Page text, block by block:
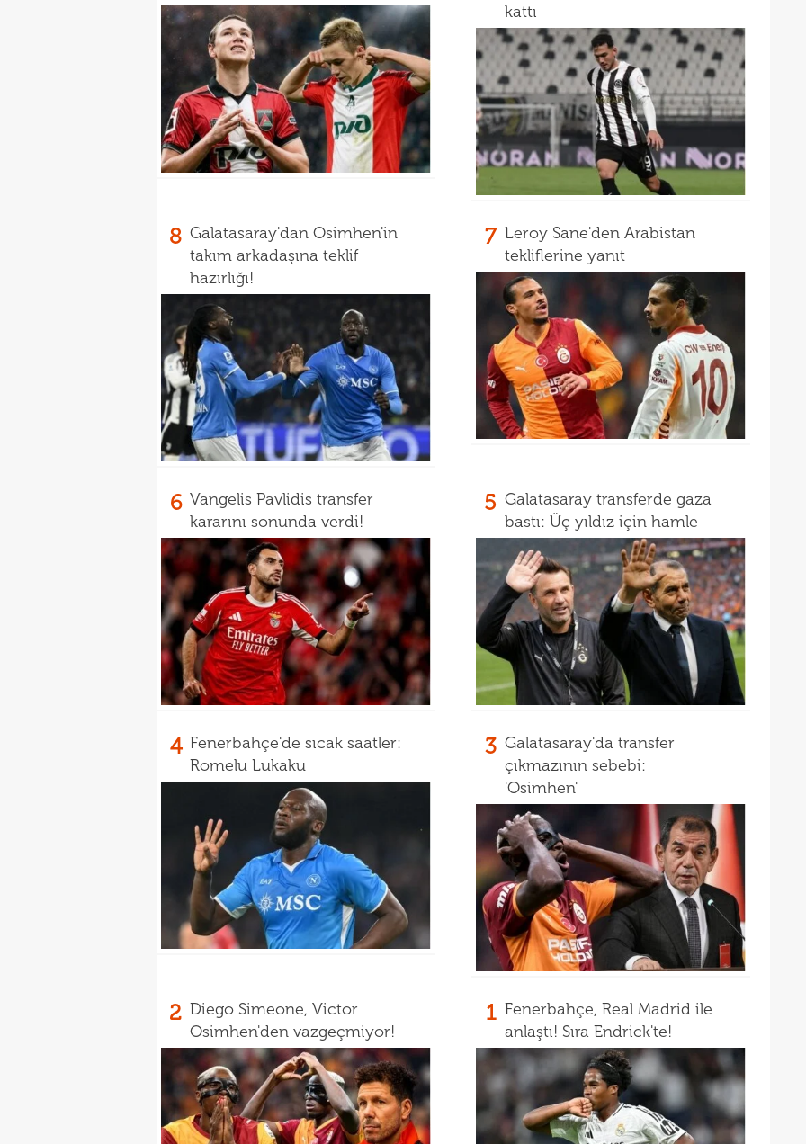
kattı
8 Galatasaray'dan Osimhen'in
takım arkadaşına teklif
hazırlığı!
7 Leroy Sane'den Arabistan
tekliflerine yanıt
6 Vangelis Pavlidis transfer
kararını sonunda verdi!
5 Galatasaray transferde gaza
bastı: Üç yıldız için hamle
4 Fenerbahçe'de sıcak saatler:
Romelu Lukaku
3 Galatasaray'da transfer
çıkmazının sebebi:
'Osimhen'
2 Diego Simeone, Victor
Osimhen'den vazgeçmiyor!
1 Fenerbahçe, Real Madrid ile
anlaştı! Sıra Endrick'te!